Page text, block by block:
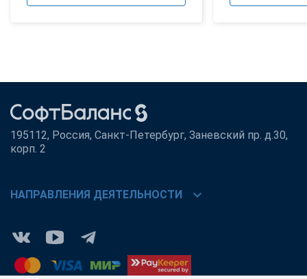
195112, Россия, Санкт-Петербург, Заневский пр. д.30,
корп. 2
НАПРАВЛЕНИЯ ДЕЯТЕЛЬНОСТИ chevron_right